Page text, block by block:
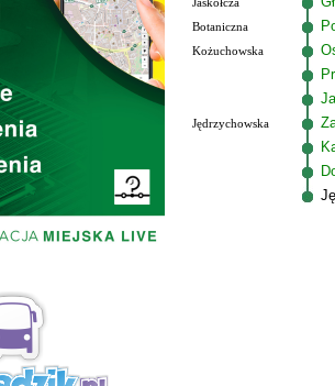
Botaniczna
Kożuchowska
Jędrzychowska